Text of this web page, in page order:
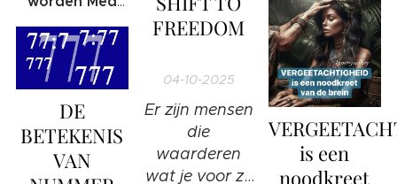
Beds
beschreven als
kwantumregeneratieve
kamers die het
lichaam kunnen
herstellen op
niveaus die de
moderne
slachtoffers
die later
mogelijk zelf
dader kunnen
worden?
DE
BETEKENIS
VAN
FREEDOM
04-10-2025
Er zijn mensen
die
waarderen
wat je voor ze
is een
noodkreet